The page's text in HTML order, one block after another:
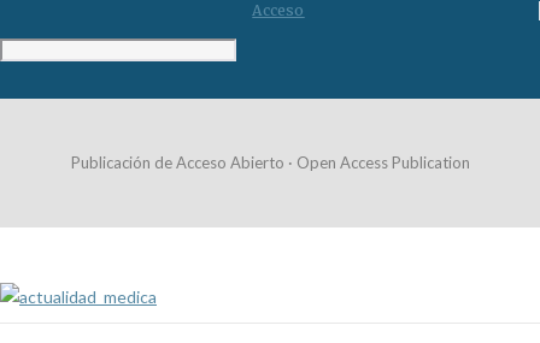
Acceso
Publicación de Acceso Abierto · Open Access Publication